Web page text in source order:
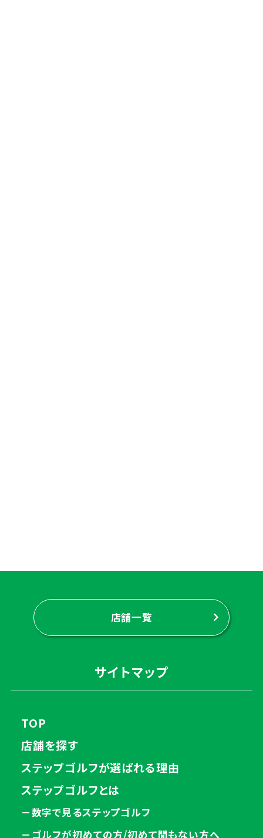
店舗一覧
サイトマップ
TOP
店舗を探す
ステップゴルフが選ばれる理由
ステップゴルフとは
－数字で見るステップゴルフ
－ゴルフが初めての方/初めて間もない方へ